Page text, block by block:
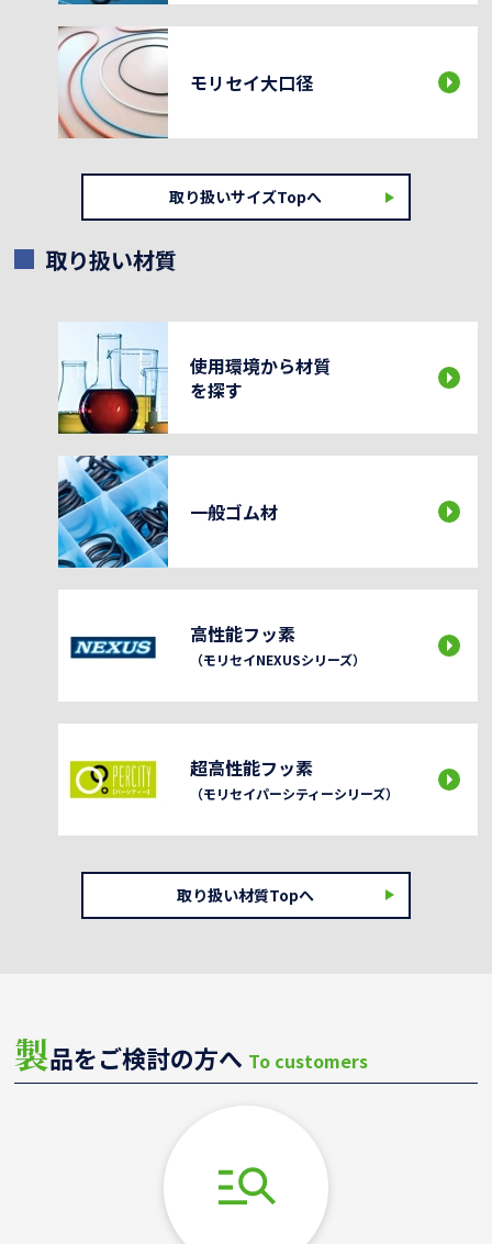
モリセイ大口径
取り扱いサイズTopへ
取り扱い材質
使用環境から材質
を探す
一般ゴム材
高性能フッ素
（モリセイNEXUSシリーズ）
超高性能フッ素
（モリセイパーシティーシリーズ）
取り扱い材質Topへ
製品をご検討の方へ To customers